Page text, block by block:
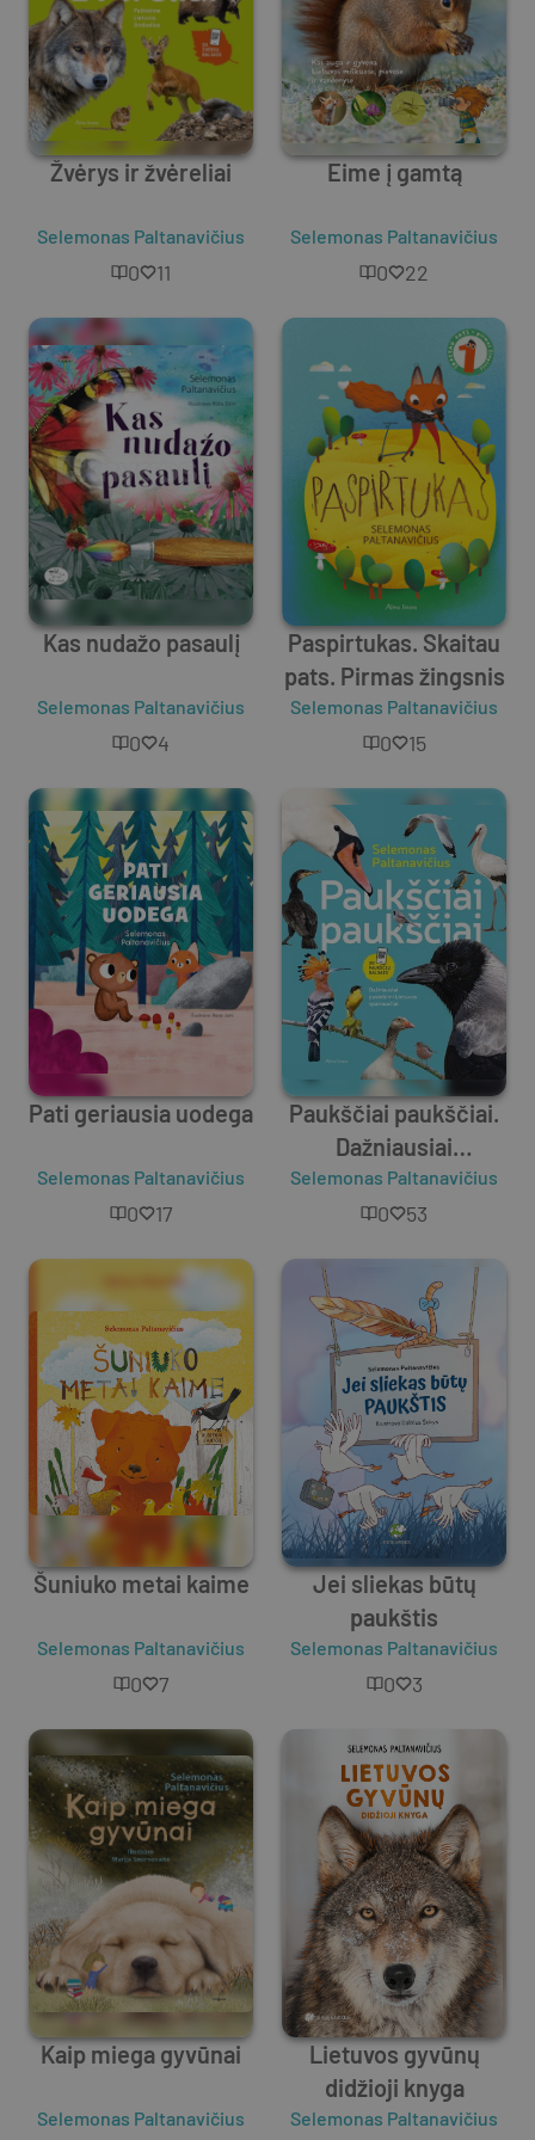
Žvėrys ir žvėreliai
Selemonas Paltanavičius
0 11
Eime į gamtą
Selemonas Paltanavičius
0 22
Kas nudažo pasaulį
Selemonas Paltanavičius
0 4
Paspirtukas. Skaitau
pats. Pirmas žingsnis
Selemonas Paltanavičius
0 15
Pati geriausia uodega
Selemonas Paltanavičius
0 17
Paukščiai paukščiai.
Dažniausiai
pastebimi Lietuvos
sparnuočiai
Selemonas Paltanavičius
0 53
Šuniuko metai kaime
Selemonas Paltanavičius
0 7
Jei sliekas būtų
paukštis
Selemonas Paltanavičius
0 3
Kaip miega gyvūnai
Selemonas Paltanavičius
Lietuvos gyvūnų
didžioji knyga
Selemonas Paltanavičius